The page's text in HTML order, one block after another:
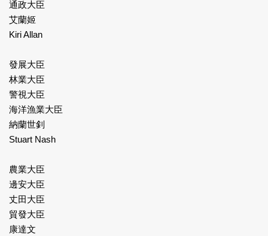
通政大臣
艾蘭姬
Kiri Allan
發展大臣
林業大臣
警視大臣
海洋漁業大臣
納蘭世釗
Stuart Nash
農業大臣
邊安大臣
丈田大臣
貿發大臣
康達文